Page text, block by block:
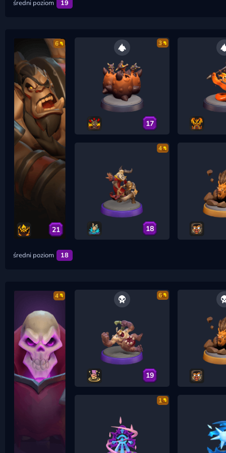
średni poziom 19
6
21
3
17
4
18
średni poziom 18
4 6
19
1